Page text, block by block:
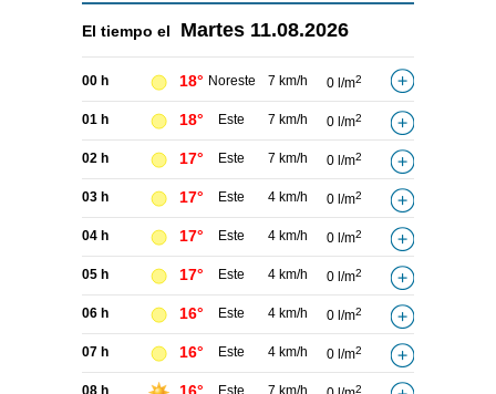
El tiempo el Martes 11.08.2026
00 h 18° Noreste 7 km/h 0 l/m2
01 h 18° Este 7 km/h 0 l/m2
02 h 17° Este 7 km/h 0 l/m2
03 h 17° Este 4 km/h 0 l/m2
04 h 17° Este 4 km/h 0 l/m2
05 h 17° Este 4 km/h 0 l/m2
06 h 16° Este 4 km/h 0 l/m2
07 h 16° Este 4 km/h 0 l/m2
2